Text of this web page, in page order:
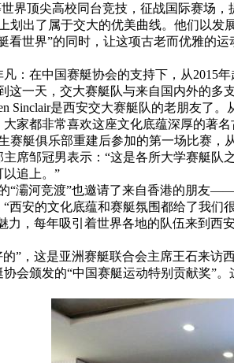
界顶尖高校同台竞技，征战国际赛场
出了属于交大的优美曲线。他们以发
看世界”的同时，让这项古老而优雅的运
在中国赛艇协会的支持下，从2015
这一天，交大赛艇队与来自国内外的多
是西安交大赛艇队的老朋友了。
家都非常喜欢这座文化底蕴深厚的著
艇俱乐部重建后参加的第一场比赛，
主席邹冠男表示：“这是各所大学赛艇
追上。”
灞河竞渡”也邀请了来自香港的朋友
西安的文化底蕴和赛艇氛围都给了我
，每年吸引着世界各地的队伍来到西
，这是亚洲赛艇联合会主席王石来访
会颁发的“中国赛艇运动特别贡献奖”